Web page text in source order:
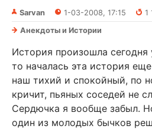
Sarvan 1-03-2008, 17:15
1
Анекдоты и Истории
История произошла сегодня
то началась эта история
наш тихий и спокойный, по
кричит, пьяных соседей не
Сердючка я вообще забыл.
один из молодых бычков